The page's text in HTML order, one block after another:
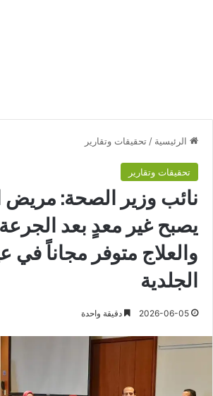
الرئيسية / تحقيقات وتقارير
تحقيقات وتقارير
نائب وزير الصحة: مريض
يصبح غير معدٍ بعد الجرعة
والعلاج متوفر مجاناً في
الجلدية
2026-06-05 دقيقة واحدة